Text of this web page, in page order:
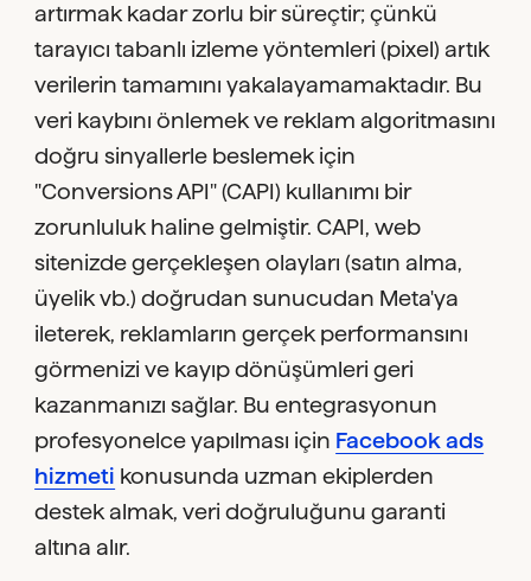
artırmak kadar zorlu bir süreçtir; çünkü
tarayıcı tabanlı izleme yöntemleri (pixel) artık
verilerin tamamını yakalayamamaktadır. Bu
veri kaybını önlemek ve reklam algoritmasını
doğru sinyallerle beslemek için
"Conversions API" (CAPI) kullanımı bir
zorunluluk haline gelmiştir. CAPI, web
sitenizde gerçekleşen olayları (satın alma,
üyelik vb.) doğrudan sunucudan Meta'ya
ileterek, reklamların gerçek performansını
görmenizi ve kayıp dönüşümleri geri
kazanmanızı sağlar. Bu entegrasyonun
profesyonelce yapılması için Facebook ads
hizmeti konusunda uzman ekiplerden
destek almak, veri doğruluğunu garanti
altına alır.